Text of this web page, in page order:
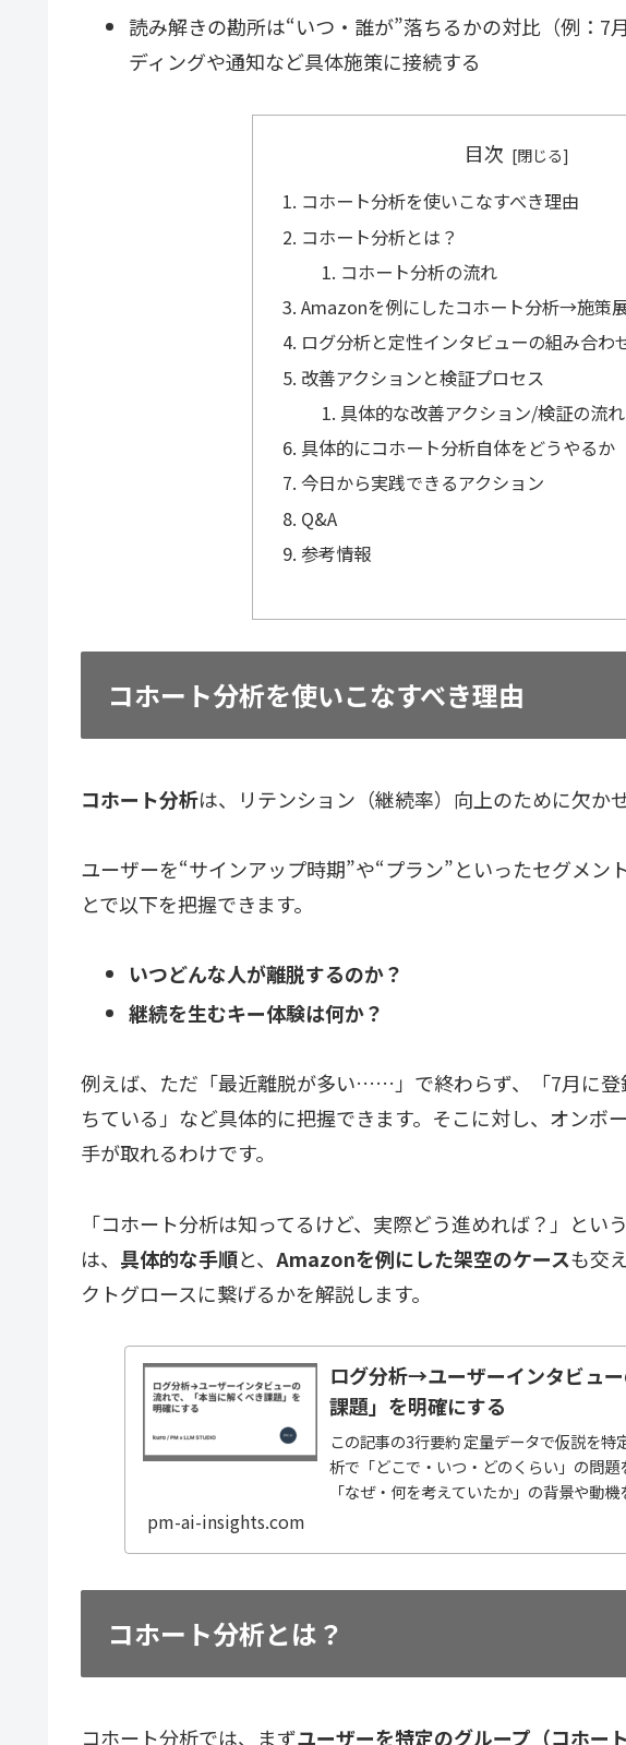
読み解きの勘所は“いつ・誰が”落ちるかの対比（例：7
ディングや通知など具体施策に接続する
目次
コホート分析を使いこなすべき理由
コホート分析とは？
コホート分析の流れ
Amazonを例にしたコホート分析→施策
ログ分析と定性インタビューの組み合わ
改善アクションと検証プロセス
具体的な改善アクション/検証の流れ
具体的にコホート分析自体をどうやるか
今日から実践できるアクション
Q&A
参考情報
コホート分析を使いこなすべき理由
コホート分析は、リテンション（継続率）向上のために欠か
ユーザーを“サインアップ時期”や“プラン”といったセグメン
とで以下を把握できます。
いつどんな人が離脱するのか？
継続を生むキー体験は何か？
例えば、ただ「最近離脱が多い……」で終わらず、「7月に
ちている」など具体的に把握できます。そこに対し、オンボ
手が取れるわけです。
「コホート分析は知ってるけど、実際どう進めれば？」とい
は、 具体的な手順と、 Amazonを例にした架空のケースも交
クトグロースに繋げるかを解説します。
ログ分析→ユーザーインタビュ
課題」を明確にする
この記事の3行要約 定量データで仮説を
析で「どこで・いつ・どのくらい」の問
「なぜ・何を考えていたか」の背景や動
pm-ai-insights.com
コホート分析とは？
コホート分析では、まずユーザーを特定のグループ（コホー